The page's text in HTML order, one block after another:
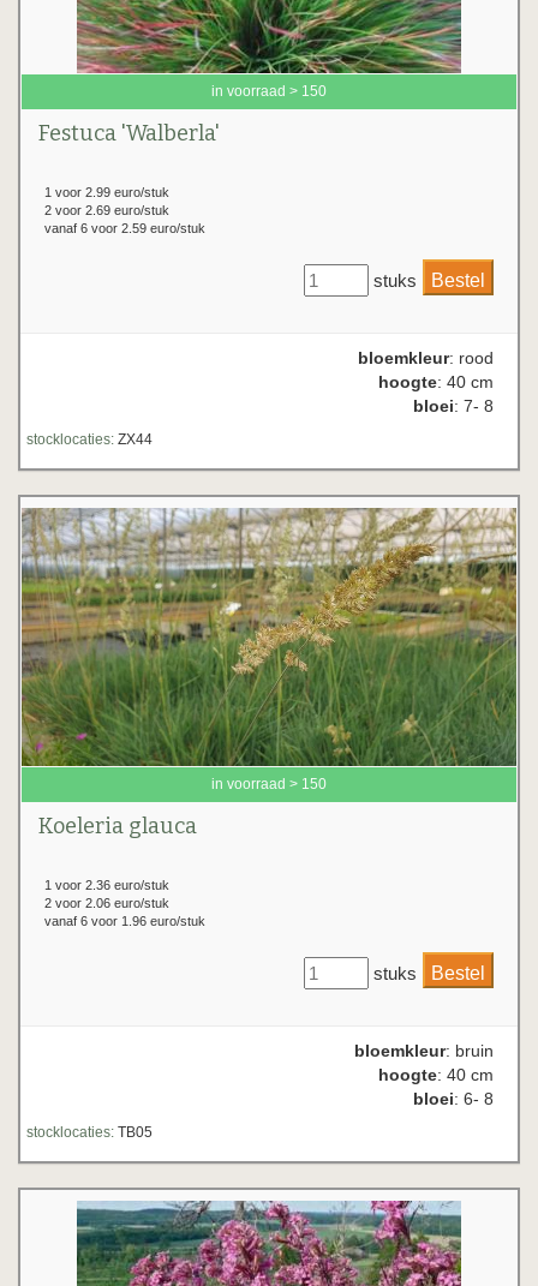
in voorraad > 150
Festuca 'Walberla'
1 voor 2.99 euro/stuk
2 voor 2.69 euro/stuk
vanaf 6 voor 2.59 euro/stuk
stuks
bloemkleur: rood
hoogte: 40 cm
bloei: 7- 8
stocklocaties: ZX44
in voorraad > 150
Koeleria glauca
1 voor 2.36 euro/stuk
2 voor 2.06 euro/stuk
vanaf 6 voor 1.96 euro/stuk
stuks
bloemkleur: bruin
hoogte: 40 cm
bloei: 6- 8
stocklocaties: TB05